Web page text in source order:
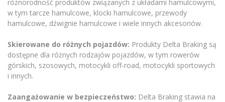
różnorodność produktów związanych z układami hamulcowymi,
w tym tarcze hamulcowe, klocki hamulcowe, przewody
hamulcowe, dźwignie hamulcowe i wiele innych akcesoriów.
Skierowane do różnych pojazdów: Produkty Delta Braking są
dostępne dla różnych rodzajów pojazdów, w tym rowerów
górskich, szosowych, motocykli off-road, motocykli sportowych
i innych.
Zaangażowanie w bezpieczeństwo: Delta Braking stawia na